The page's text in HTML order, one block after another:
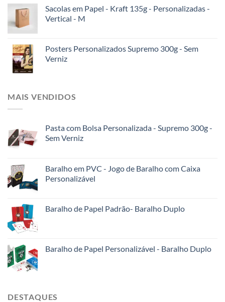
Sacolas em Papel - Kraft 135g - Personalizadas -
Vertical - M
Posters Personalizados Supremo 300g - Sem
Verniz
MAIS VENDIDOS
Pasta com Bolsa Personalizada - Supremo 300g -
Sem Verniz
Baralho em PVC - Jogo de Baralho com Caixa
Personalizável
Baralho de Papel Padrão- Baralho Duplo
Baralho de Papel Personalizável - Baralho Duplo
DESTAQUES